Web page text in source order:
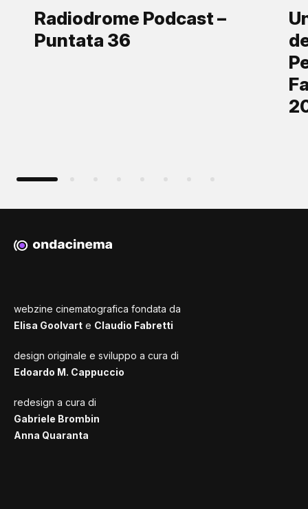
Radiodrome Podcast –
Puntata 36
webzine cinematografica fondata da
Elisa Goolvart e Claudio Fabretti
design originale e sviluppo a cura di
Edoardo M. Cappuccio
redesign a cura di
Gabriele Brombin
Anna Quaranta